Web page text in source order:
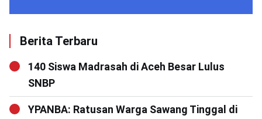
Berita Terbaru
140 Siswa Madrasah di Aceh Besar Lulus
SNBP
YPANBA: Ratusan Warga Sawang Tinggal di